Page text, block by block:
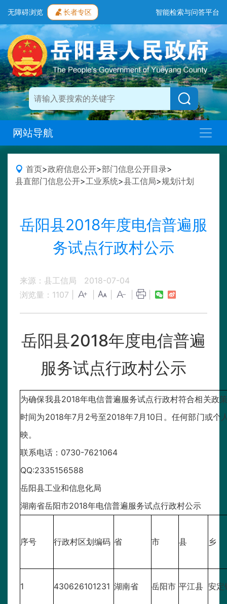
无障碍浏览 长者专区 智能检索与问答平台
网站导航
首页>政府信息公开>部门信息公开目录>
县直部门信息公开>工业系统>县工信局>规划计划
岳阳县2018年度电信普遍服
务试点行政村公示
来源：县工信局
2018-07-04
浏览量： 1107
岳阳县2018年度电信普遍
服务试点行政村公示
为确保我县2018年电信普遍服务试点行政村符合相关政
时间为2018年7月2号至2018年7月10日。任何部门或个
映。
联系电话：0730-7621064
QQ:2335156588
岳阳县工业和信息化局
湖南省岳阳市2018年电信普遍服务试点行政村公示
序号 行政村区划编码 省 市 县 乡
1 430626101231 湖南省 岳阳市 平江县 安定